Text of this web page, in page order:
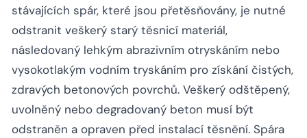
stávajících spár, které jsou přetěsňovány, je nutné
odstranit veškerý starý těsnicí materiál,
následovaný lehkým abrazivním otryskáním nebo
vysokotlakým vodním tryskáním pro získání čistých,
zdravých betonových povrchů. Veškerý odštěpený,
uvolněný nebo degradovaný beton musí být
odstraněn a opraven před instalací těsnění. Spára